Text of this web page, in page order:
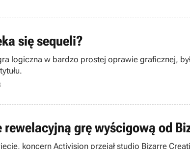
się sequeli?
logiczna w bardzo prostej oprawie graficznej,
grę wyścigową od
koncern Activision przejął studio Bizarre